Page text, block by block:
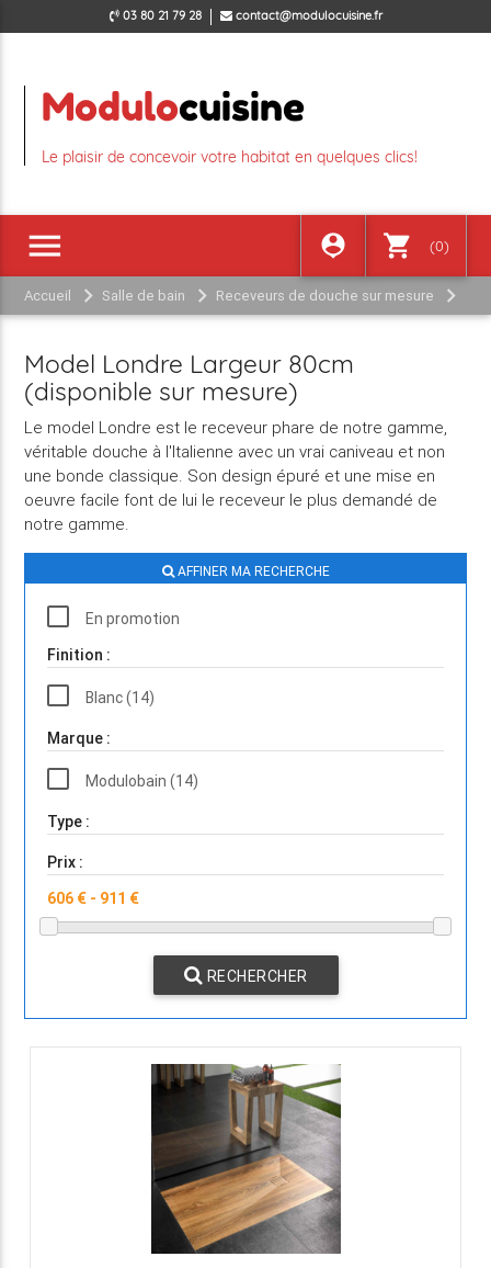
03 80 21 79 28 contact@modulocuisine.fr
Modulocuisine
Le plaisir de concevoir votre habitat en quelques clics!
person_pin shopping_cart (0)
menu
Accueil Salle de bain Receveurs de douche sur mesure
Model Londre Largeur 80cm
(disponible sur mesure)
Le model Londre est le receveur phare de notre gamme,
véritable douche à l'Italienne avec un vrai caniveau et non
une bonde classique. Son design épuré et une mise en
oeuvre facile font de lui le receveur le plus demandé de
notre gamme.
AFFINER MA RECHERCHE
En promotion
Finition :
Blanc (14)
Marque :
Modulobain (14)
Type :
Prix :
RECHERCHER